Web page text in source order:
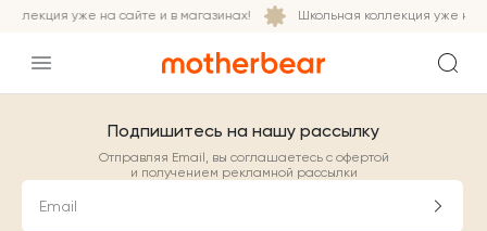
уже на сайте и в магазинах! Школьная коллекция уже на
Подпишитесь на нашу рассылку
Отправляя Email, вы соглашаетесь с офертой
и получением рекламной рассылки
Email